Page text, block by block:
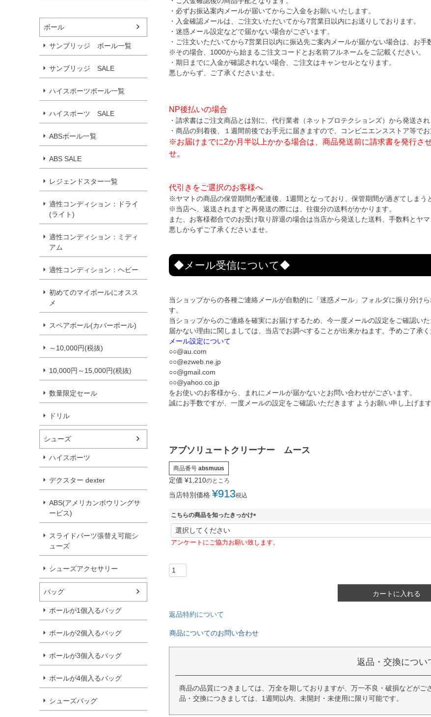
ボール
サンブリッジ ボール一覧
サンブリッジ SALE
ハイスポーツボール一覧
ハイスポーツ SALE
ABSボール一覧
ABS SALE
レジェンドスター一覧
適性コンディション：ドライ
(ライト)
適性コンディション：ミディ
アム
適性コンディション：ヘビー
初めてのマイボールにオスス
メ
スペアボール(カバーボール)
～10,000円(税抜)
10,000円～15,000円(税抜)
数量限定セール
ドリル
シューズ
ハイスポーツ
デクスター dexter
ABS(アメリカンボウリングサ
ービス)
スライドパーツ張替え可能シ
ューズ
シューズアクセサリー
バッグ
ボールが1個入るバッグ
ボールが2個入るバッグ
ボールが3個入るバッグ
ボールが4個入るバッグ
シューズバッグ
・必ずお振込案内メールが届いてからご入金をお願いいたします。
・入金確認メールは、ご注文いただいてから7営業日以内にお送りしております。
・迷惑メール設定などで届かない場合がございます。
・ご注文いただいてから7営業日以内に振込先ご案内メールが届かない場合は、お
※その場合、1000から始まるご注文コードとお名前フルネームをご記載ください。
・期日までに入金が確認されない場合、ご注文はキャンセルとなります。
悪しからず、ご了承くださいませ。
NP後払いの場合
・請求書はご注文商品とは別に、代行業者（ネットプロテクションズ）から発送され
・商品の到着後、１週間前後でお手元に届きますので、コンビニエンスストア等でお
※お届けまでに2か月半以上かかる場合は、商品発送前に請求書を発行さ
せ。
代引きをご選択のお客様へ
※ヤマトの商品の保管期間が配達後、1週間となっており、保管期間が過ぎてしまう
※当店へ、返送されますと再発送の際には、往復分の送料がかかります。
また、お客様都合でのお受け取り辞退の場合は当店から発送した送料、手数料とヤ
悪しからずご了承くださいませ。
◆メール受信について◆
当ショップからの各種ご連絡メールが自動的に「迷惑メール」フォルダに振り分け
す。
当ショップからのご連絡を確実にお届けするため、今一度メールの設定をご確認い
届かない理由に関しましては、当店でお調べすることが出来かねます。予めご了承く
メール設定について
○○@au.com
○○@ezweb.ne.jp
○○@gmail.com
○○@yahoo.co.jp
をお使いのお客様から、まれにメールが届かないとお問い合わせがございます。
誠にお手数ですが、一度メールの設定をご確認いただきます ようお願い申し上げます
アブソリュートクリーナー ムース
商品番号 absmuus
定価 ¥1,210のところ
当店特別価格 ¥913税込
こちらの商品を知ったきっかけ
(
須
アンケートにご協力お願い致します。
カートに入れる
返品特約について
商品についてのお問い合わせ
返品・交換につい
商品の品質につきましては、万全を期しておりますが、万一不良・破損などが
品・交換につきましては、1週間以内、未開封・未使用に限り可能です。